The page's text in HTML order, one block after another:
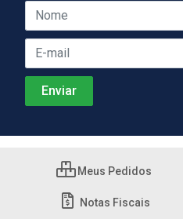
Meus Pedidos
Notas Fiscais